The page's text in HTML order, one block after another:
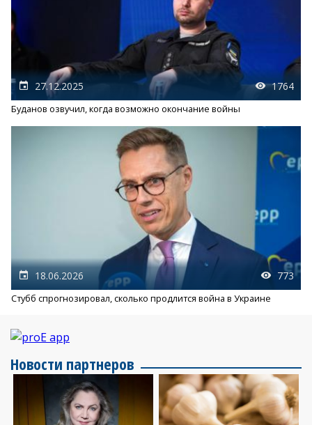
27.12.2025 1764
Буданов озвучил, когда возможно окончание войны
18.06.2026 773
Стубб спрогнозировал, сколько продлится война в Украине
Новости партнеров